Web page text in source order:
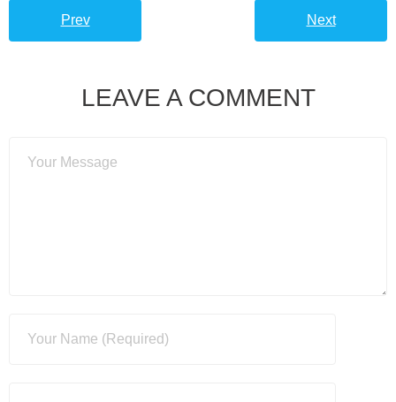
Prev Next
LEAVE A COMMENT